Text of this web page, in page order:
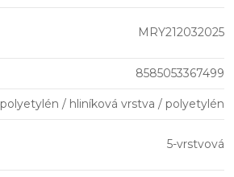
MRY212032025
8585053367499
polyetylén / hliníková vrstva / polyetylén
5-vrstvová